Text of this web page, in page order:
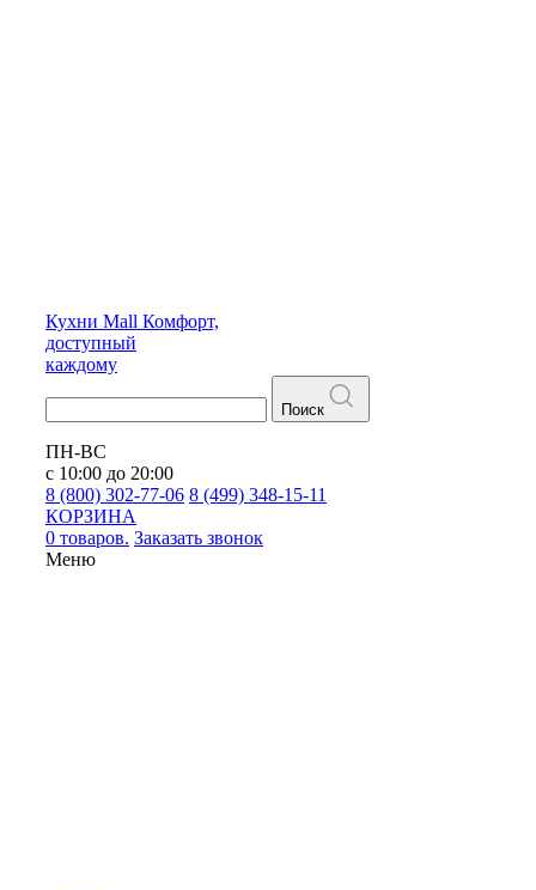
Кухни Mall Комфорт,
доступный
каждому
Поиск
ПН-ВС
с 10:00 до 20:00
8 (800) 302-77-06 8 (499) 348-15-11
КОРЗИНА
0 товаров. Заказать звонок
Меню